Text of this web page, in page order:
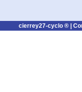
cierrey27-cyclo ® |